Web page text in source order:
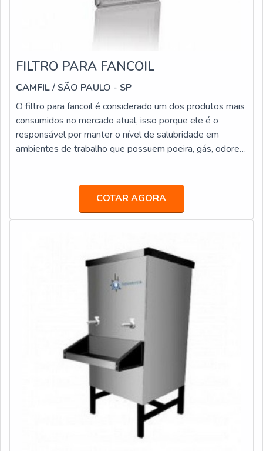
FILTRO PARA FANCOIL
CAMFIL/ SÃO PAULO - SP
O filtro para fancoil é considerado um dos produtos mais
consumidos no mercado atual, isso porque ele é o
responsável por manter o nível de salubridade em
ambientes de trabalho que possuem poeira, gás, odores,
a saúde dos colaboradores.Os filtros industriais
São amplamente utilizados em cabines de pintura,
cozinhas industriais e diversas outras aplicações dentro
COTAR AGORA